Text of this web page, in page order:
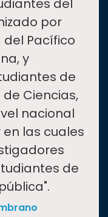
del
por
Pacífico
y
de
Ciencias,
nacional
las cuales
de